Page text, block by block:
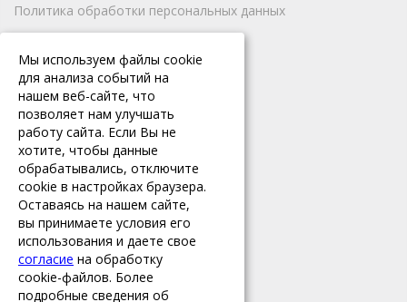
Политика обработки персональных данных
ПРОДУКТЫ И УСЛУГИ
Кассовое оборудование
Продукты
Техподдержка
КОНТАКТЫ
Брянск, ул. Красноармейская,
д. 128, офис 101
8 (4832) 35-51-90
8 (4832) 35-51-91
Мы используем файлы cookie
для анализа событий на
нашем веб-сайте, что
позволяет нам улучшать
работу сайта. Если Вы не
хотите, чтобы данные
обрабатывались, отключите
cookie в настройках браузера.
Оставаясь на нашем сайте,
вы принимаете условия его
использования и даете свое
согласие на обработку
cookie-файлов. Более
подробные сведения об